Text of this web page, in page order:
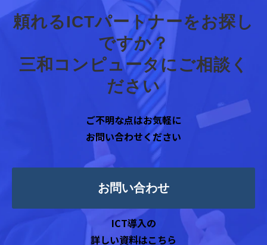
頼れるICTパートナーをお探し
ですか？
三和コンピュータにご相談く
ださい
ご不明な点はお気軽に
お問い合わせください
お問い合わせ
ICT導入の
詳しい資料はこちら